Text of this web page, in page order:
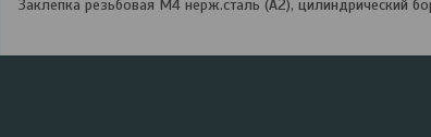
Заклепка резьбовая М4 нерж.сталь (А2), цилиндрический